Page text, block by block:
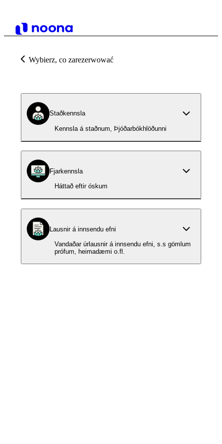
Wybierz, co zarezerwować
Staðkennsla
Kennsla á staðnum, Þjóðarbókhlöðunni
Fjarkennsla
Háttað eftir óskum
Lausnir á innsendu efni
Vandaðar úrlausnir á innsendu efni, s.s gömlum
prófum, heimadæmi o.fl.